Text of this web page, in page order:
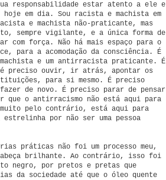
responsabilidade estar atento a ele e
hoje em dia. Sou racista e machista em
e machista não-praticante, mas
sempre vigilante, e a única forma de
com força. Não há mais espaço para o
para a acomodação da consciência. É
e um antirracista praticante. É
preciso ouvir, ir atrás, apontar os
para si mesmo. É preciso
de novo. É preciso parar de pensar
que o antirracismo não está aqui para
pelo contrário, está aqui para
estrelinha por não ser uma pessoa
práticas não foi um processo meu,
brilhante. Ao contrário, isso foi
negro, por pretos e pretas que
da sociedade até que o óleo quente